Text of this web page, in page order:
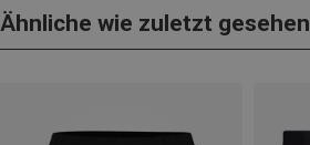
Ähnliche wie zuletzt gesehen